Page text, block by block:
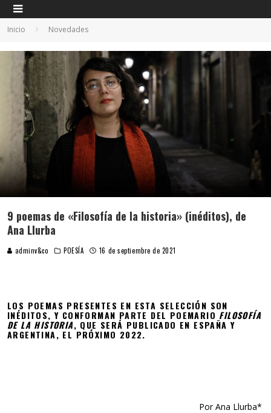
Inicio Novedades
9 poemas de «Filosofía de la historia» (inéditos), de
Ana Llurba
adminv&co POESÍA 16 de septiembre de 2021
LOS POEMAS PRESENTES EN ESTA SELECCIÓN SON
INÉDITOS, Y CONFORMAN PARTE DEL POEMARIO FILOSOFÍA
DE LA HISTORIA, QUE SERÁ PUBLICADO EN ESPAÑA Y
ARGENTINA, EL PRÓXIMO 2022.
Por Ana Llurba*